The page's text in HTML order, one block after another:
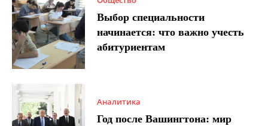
Выбор специальности
начинается: что важно учесть
абитуриентам
Аналитика
Год после Вашингтона: мир